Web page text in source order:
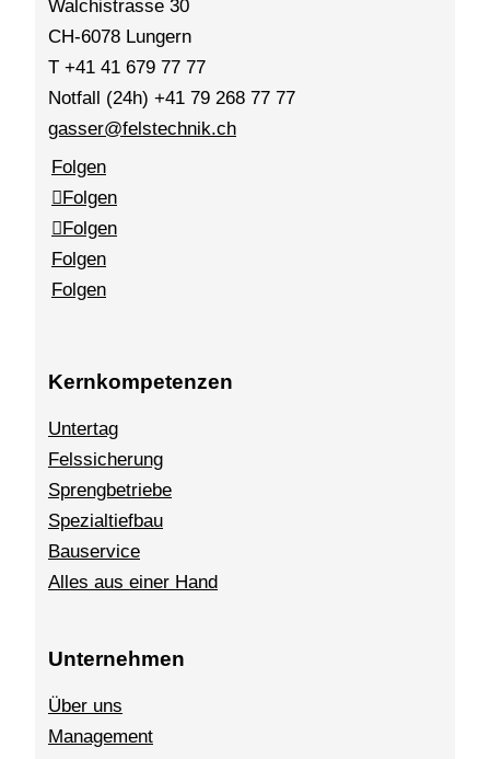
Walchistrasse 30
CH-6078 Lungern
T +41 41 679 77 77
Notfall (24h) +41 79 268 77 77
gasser@felstechnik.ch
Folgen
Folgen
Folgen
Folgen
Folgen
Kernkompetenzen
Untertag
Felssicherung
Sprengbetriebe
Spezialtiefbau
Bauservice
Alles aus einer Hand
Unternehmen
Über uns
Management